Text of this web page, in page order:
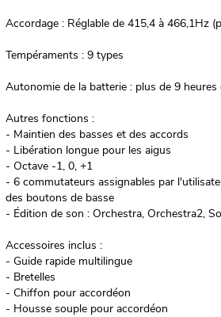
Accordage : Réglable de 415,4 à 466,1Hz
Tempéraments : 9 types
Autonomie de la batterie : plus de 9
Autres fonctions :
- Maintien des basses et des accords
- Libération longue pour les aigus
- Octave -1, 0, +1
- 6 commutateurs assignables par
des boutons de basse
- Édition de son : Orchestra, Orchestra2,
Accessoires inclus :
- Guide rapide multilingue
- Bretelles
- Chiffon pour accordéon
- Housse souple pour accordéon